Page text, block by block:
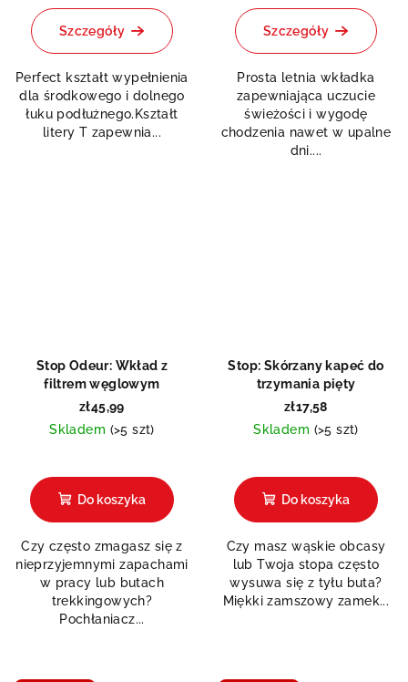
Szczegóły
Perfect kształt wypełnienia
dla środkowego i dolnego
łuku podłużnego.Kształt
litery T zapewnia...
Szczegóły
Prosta letnia wkładka
zapewniająca uczucie
świeżości i wygodę
chodzenia nawet w upalne
dni....
Stop Odeur: Wkład z
filtrem węglowym
zł45,99
Skladem (>5 szt)
Do koszyka
Czy często zmagasz się z
nieprzyjemnymi zapachami
w pracy lub butach
trekkingowych?
Pochłaniacz...
Stop: Skórzany kapeć do
trzymania pięty
zł17,58
Skladem (>5 szt)
ocena
produktu
na
5
gwiazdek.
Do koszyka
Czy masz wąskie obcasy
lub Twoja stopa często
wysuwa się z tyłu buta?
Miękki zamszowy zamek...